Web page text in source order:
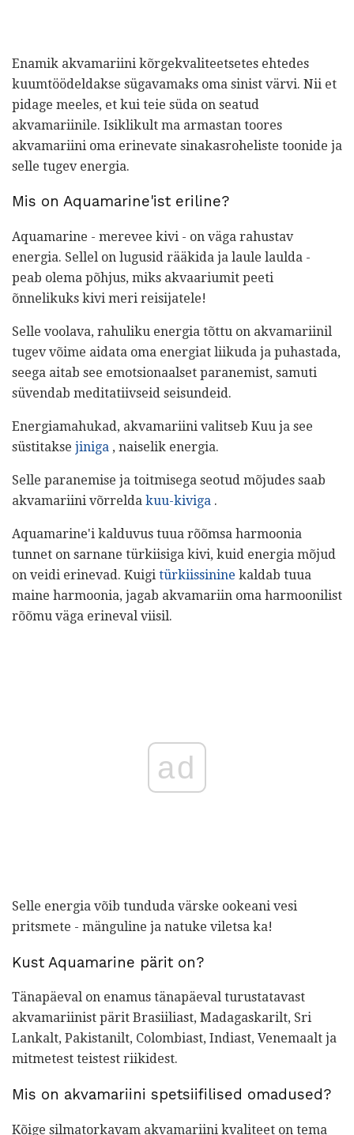
Enamik akvamariini kõrgekvaliteetsetes ehtedes
kuumtöödeldakse sügavamaks oma sinist värvi. Nii et
pidage meeles, et kui teie süda on seatud
akvamariinile. Isiklikult ma armastan toores
akvamariini oma erinevate sinakasroheliste toonide ja
selle tugev energia.
Mis on Aquamarine'ist eriline?
Aquamarine - merevee kivi - on väga rahustav
energia. Sellel on lugusid rääkida ja laule laulda -
peab olema põhjus, miks akvaariumit peeti
õnnelikuks kivi meri reisijatele!
Selle voolava, rahuliku energia tõttu on akvamariinil
tugev võime aidata oma energiat liikuda ja puhastada,
seega aitab see emotsionaalset paranemist, samuti
süvendab meditatiivseid seisundeid.
Energiamahukad, akvamariini valitseb Kuu ja see
süstitakse jiniga , naiselik energia.
Selle paranemise ja toitmisega seotud mõjudes saab
akvamariini võrrelda kuu-kiviga .
Aquamarine'i kalduvus tuua rõõmsa harmoonia
tunnet on sarnane türkiisiga kivi, kuid energia mõjud
on veidi erinevad. Kuigi türkiissinine kaldab tuua
maine harmoonia, jagab akvamariin oma harmoonilist
rõõmu väga erineval viisil.
ad
Selle energia võib tunduda värske ookeani vesi
pritsmete - mänguline ja natuke viletsa ka!
Kust Aquamarine pärit on?
Tänapäeval on enamus tänapäeval turustatavast
akvamariinist pärit Brasiiliast, Madagaskarilt, Sri
Lankalt, Pakistanilt, Colombiast, Indiast, Venemaalt ja
mitmetest teistest riikidest.
Mis on akvamariini spetsiifilised omadused?
Kõige silmatorkavam akvamariini kvaliteet on tema